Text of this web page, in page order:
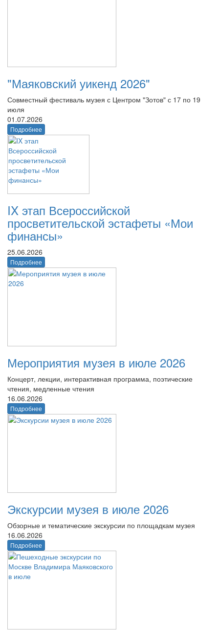
"Маяковский уикенд 2026"
Совместный фестиваль музея с Центром "Зотов" с 17 по 19
июля
01.07.2026
Подробнее
IX этап Всероссийской
просветительской эстафеты «Мои
финансы»
25.06.2026
Подробнее
Мероприятия музея в июле 2026
Концерт, лекции, интерактивная программа, поэтические
чтения, медленные чтения
16.06.2026
Подробнее
Экскурсии музея в июле 2026
Обзорные и тематические экскурсии по площадкам музея
16.06.2026
Подробнее